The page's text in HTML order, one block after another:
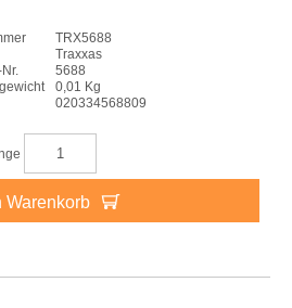
TRX5688
Traxxas
5688
0,01 Kg
020334568809
Warenkorb